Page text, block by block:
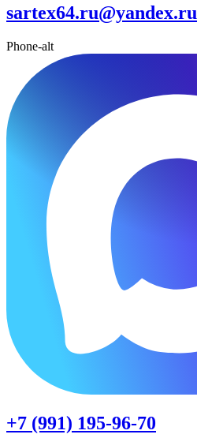
sartex64.ru@yandex.ru
Phone-alt
+7 (991) 195-96-70